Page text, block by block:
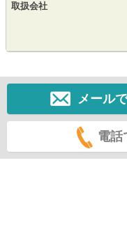
取扱会社
メール
電話